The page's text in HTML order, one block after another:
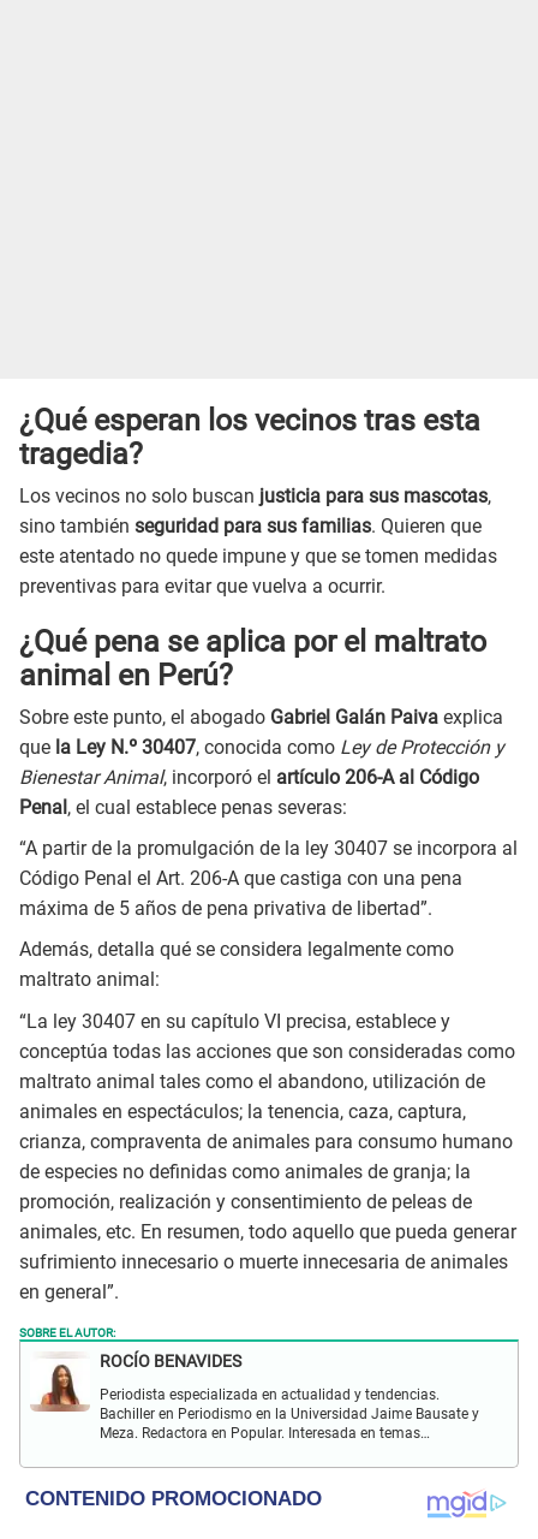
¿Qué esperan los vecinos tras esta
tragedia?
Los vecinos no solo buscan justicia para sus mascotas,
sino también seguridad para sus familias. Quieren que
este atentado no quede impune y que se tomen medidas
preventivas para evitar que vuelva a ocurrir.
¿Qué pena se aplica por el maltrato
animal en Perú?
Sobre este punto, el abogado Gabriel Galán Paiva explica
que la Ley N.º 30407, conocida como Ley de Protección y
Bienestar Animal, incorporó el artículo 206-A al Código
Penal, el cual establece penas severas:
“A partir de la promulgación de la ley 30407 se incorpora al
Código Penal el Art. 206-A que castiga con una pena
máxima de 5 años de pena privativa de libertad”.
Además, detalla qué se considera legalmente como
maltrato animal:
“La ley 30407 en su capítulo VI precisa, establece y
conceptúa todas las acciones que son consideradas como
maltrato animal tales como el abandono, utilización de
animales en espectáculos; la tenencia, caza, captura,
crianza, compraventa de animales para consumo humano
de especies no definidas como animales de granja; la
promoción, realización y consentimiento de peleas de
animales, etc. En resumen, todo aquello que pueda generar
sufrimiento innecesario o muerte innecesaria de animales
en general”.
SOBRE EL AUTOR:
ROCÍO BENAVIDES
Periodista especializada en actualidad y tendencias.
Bachiller en Periodismo en la Universidad Jaime Bausate y
Meza. Redactora en Popular. Interesada en temas
virales en tendencia y más.